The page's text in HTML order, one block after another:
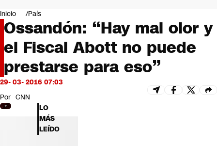
Negocios
Deportes
Programas completos
Cultura
Servicios
Bits
CNN tiempo
Futuro 360
Opinión
Inicio País
Ossandón: “Hay mal olor y
el Fiscal Abott no puede
prestarse para eso”
29- 03- 2016 07:03
Por CNN
LO
MÁS
LEÍDO